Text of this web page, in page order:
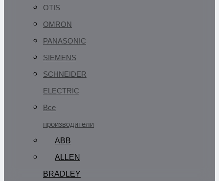
OTIS
OMRON
PANASONIC
SIEMENS
SCHNEIDER
ELECTRIC
Все
производители
ABB
ALLEN
BRADLEY